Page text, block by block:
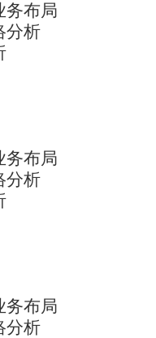
务布局
分析
务布局
分析
务布局
分析